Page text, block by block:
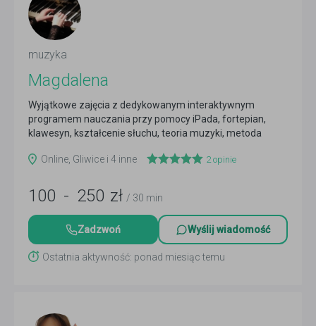
muzyka
Magdalena
Wyjątkowe zajęcia z dedykowanym interaktywnym
programem nauczania przy pomocy iPada, fortepian,
klawesyn, kształcenie słuchu, teoria muzyki, metoda
Online, Gliwice i 4 inne
2opinie
100 - 250 zł / 30 min
Zadzwoń Wyślij wiadomość
Ostatnia aktywność: ponad miesiąc temu